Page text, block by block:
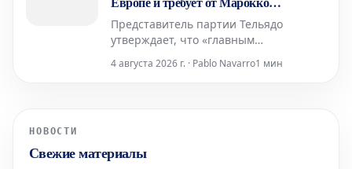
объяснений
Представитель партии Тельядо
утверждает, что «главным
является председатель правительства.
сотрудничестве».
4 августа 2026 г. · Pablo Navarro1 мин
НОВОСТИ
Свежие материалы